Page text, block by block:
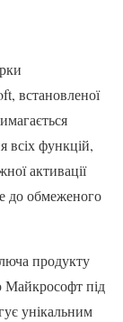
встановленої
всіх функцій,
активації
до обмеженого
продукту
Майкрософт під
унікальним